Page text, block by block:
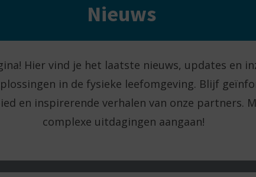
Nieuws
Hier vind je het laatste nieuws, updates en
in de fysieke leefomgeving. Blijf
en inspirerende verhalen van onze partners.
complexe uitdagingen aangaan!